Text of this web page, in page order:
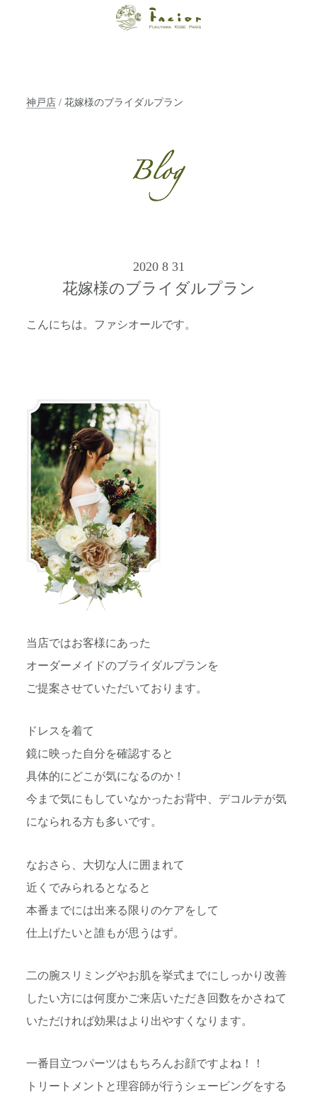
ン ファシオー
輝く美をトータ
ルでご提案しま
す。
神戸店 / 花嫁様のブライダルプラン
2020 8 31
花嫁様のブライダルプラン
こんにちは。ファシオールです。
当店ではお客様にあった
オーダーメイドのブライダルプランを
ご提案させていただいております。
ドレスを着て
鏡に映った自分を確認すると
具体的にどこが気になるのか！
今まで気にもしていなかったお背中、デコルテが気
になられる方も多いです。
なおさら、大切な人に囲まれて
近くでみられるとなると
本番までには出来る限りのケアをして
仕上げたいと誰もが思うはず。
二の腕スリミングやお肌を挙式までにしっかり改善
したい方には何度かご来店いただき回数をかさねて
いただければ効果はより出やすくなります。
一番目立つパーツはもちろんお顔ですよね！！
トリートメントと理容師が行うシェービングをする